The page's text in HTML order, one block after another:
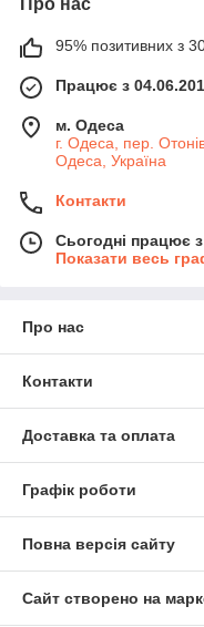
95% позитивних з
Працює з
м. Одеса
г. Одеса, пер.
Одеса, Україна
Контакти
Сьогодні працює
Показати весь
Про нас
Контакти
Доставка та оплата
Графік роботи
Повна версія сайту
Сайт створено на